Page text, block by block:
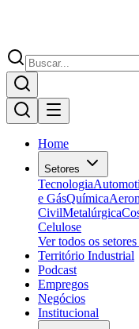
Home
Setores
Tecnologia
e GásQuímica
CivilMetalúrgica
Celulose
Ver todos os
Território Industrial
Podcast
Empregos
Negócios
Institucional